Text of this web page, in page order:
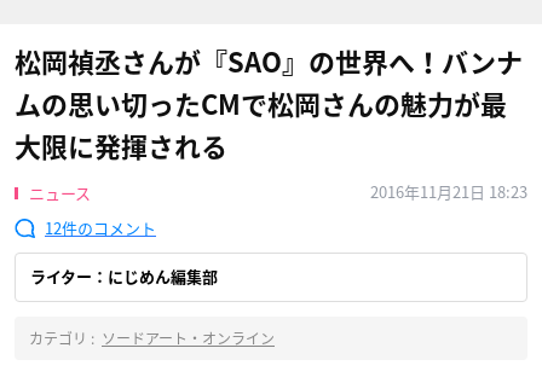
松岡禎丞さんが『SAO』の世界へ！バンナ
ムの思い切ったCMで松岡さんの魅力が最
大限に発揮される
ニュース
2016年11月21日 18:23
12
ライター：にじめん編集部
カテゴリ : ソードアート・オンライン